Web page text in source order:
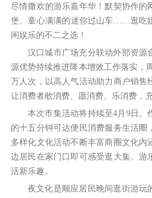
尽情撒欢的游乐嘉年华！默契协作的
堡、童心满满的迷你过山车……逛吃
闲娱乐的不二之选！
汉口城市广场充分联动外部资源
源优势持续推进降本增效工作落实，
万人次，以高人气活动助力商户销售
让消费者敢消费、愿消费、乐消费，
本次市集活动将持续至4月9日。
的十五分钟可达便民消费服务生活圈
多样化文化活动不断丰富商圈文化内
边居民在家门口即可感受逛大集、游
活新乐趣。
夜文化是顺应居民晚间逛街游玩